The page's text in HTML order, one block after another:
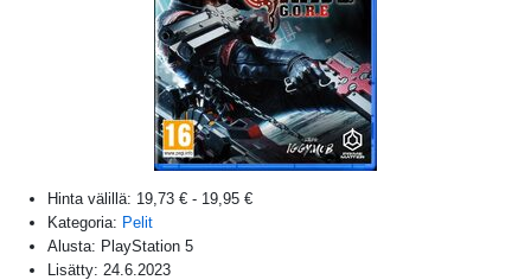
Hinta välillä: 19,73 € - 19,95 €
Kategoria: Pelit
Alusta: PlayStation 5
Lisätty: 24.6.2023